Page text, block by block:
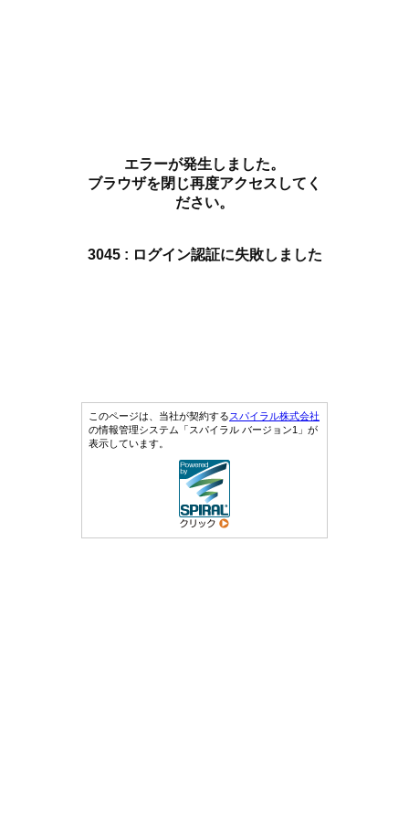
エラーが発生しました。
ブラウザを閉じ再度アクセスしてく
ださい。
3045 : ログイン認証に失敗しました
このページは、当社が契約するスパイラル株式会社
の情報管理システム「スパイラル バージョン1」が
表示しています。